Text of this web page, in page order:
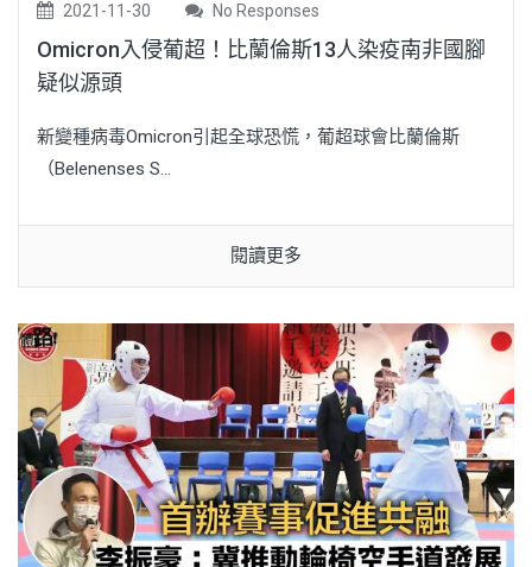
2021-11-30 No Responses
Omicron入侵葡超！比蘭倫斯13人染疫南非國腳
疑似源頭
新變種病毒Omicron引起全球恐慌，葡超球會比蘭倫斯
（Belenenses S...
閱讀更多